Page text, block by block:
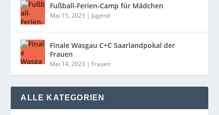
Fußball-Ferien-Camp für Mädchen
Mai 15, 2023 | Jugend
Finale Wasgau C+C Saarlandpokal der
Frauen
Mai 14, 2023 | Frauen
ALLE KATEGORIEN